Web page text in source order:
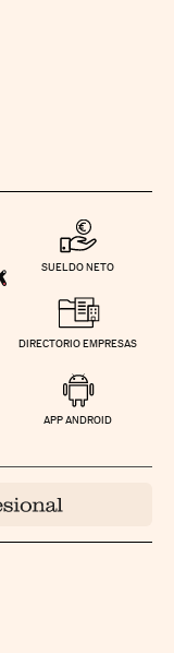
SUELDO NETO
DIRECTORIO EMPRESAS
APP ANDROID